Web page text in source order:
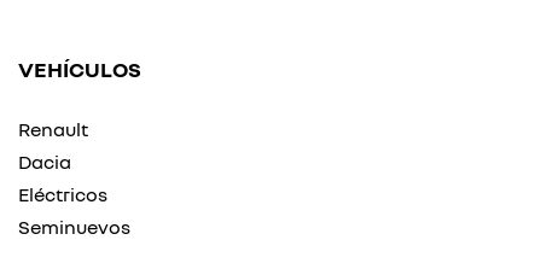
VEHÍCULOS
Renault
Dacia
Eléctricos
Seminuevos